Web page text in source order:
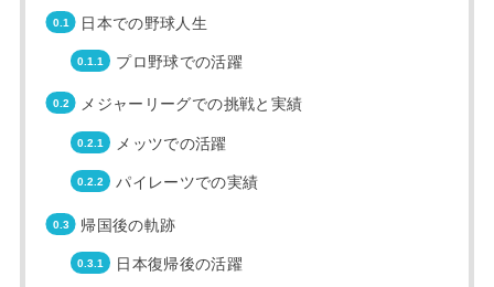
日本での野球人生
プロ野球での活躍
メジャーリーグでの挑戦と実績
メッツでの活躍
パイレーツでの実績
帰国後の軌跡
日本復帰後の活躍